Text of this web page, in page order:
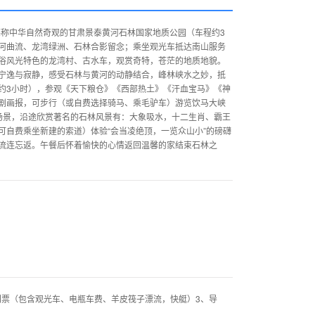
华自然奇观的甘肃景泰黄河石林国家地质公园（车程约3
流、龙湾绿洲、石林合影留念；乘坐观光车抵达南山服务
光特色的龙湾村、古水车，观赏奇特，苍茫的地质地貌。
与寂静，感受石林与黄河的动静结合，峰林峡水之妙，抵
时），参观《天下粮仓》《西部热土》《汗血宝马》《神
报，可步行（或自费选择骑马、乘毛驴车）游览饮马大峡
，沿途欣赏著名的石林风景有：大象吸水，十二生肖、霸王
费乘坐新建的索道）体验“会当凌绝顶，一览众山小”的磅礴
忘返。午餐后怀着愉快的心情返回温馨的家结束石林之
（包含观光车、电瓶车费、羊皮筏子漂流，快艇）3、导